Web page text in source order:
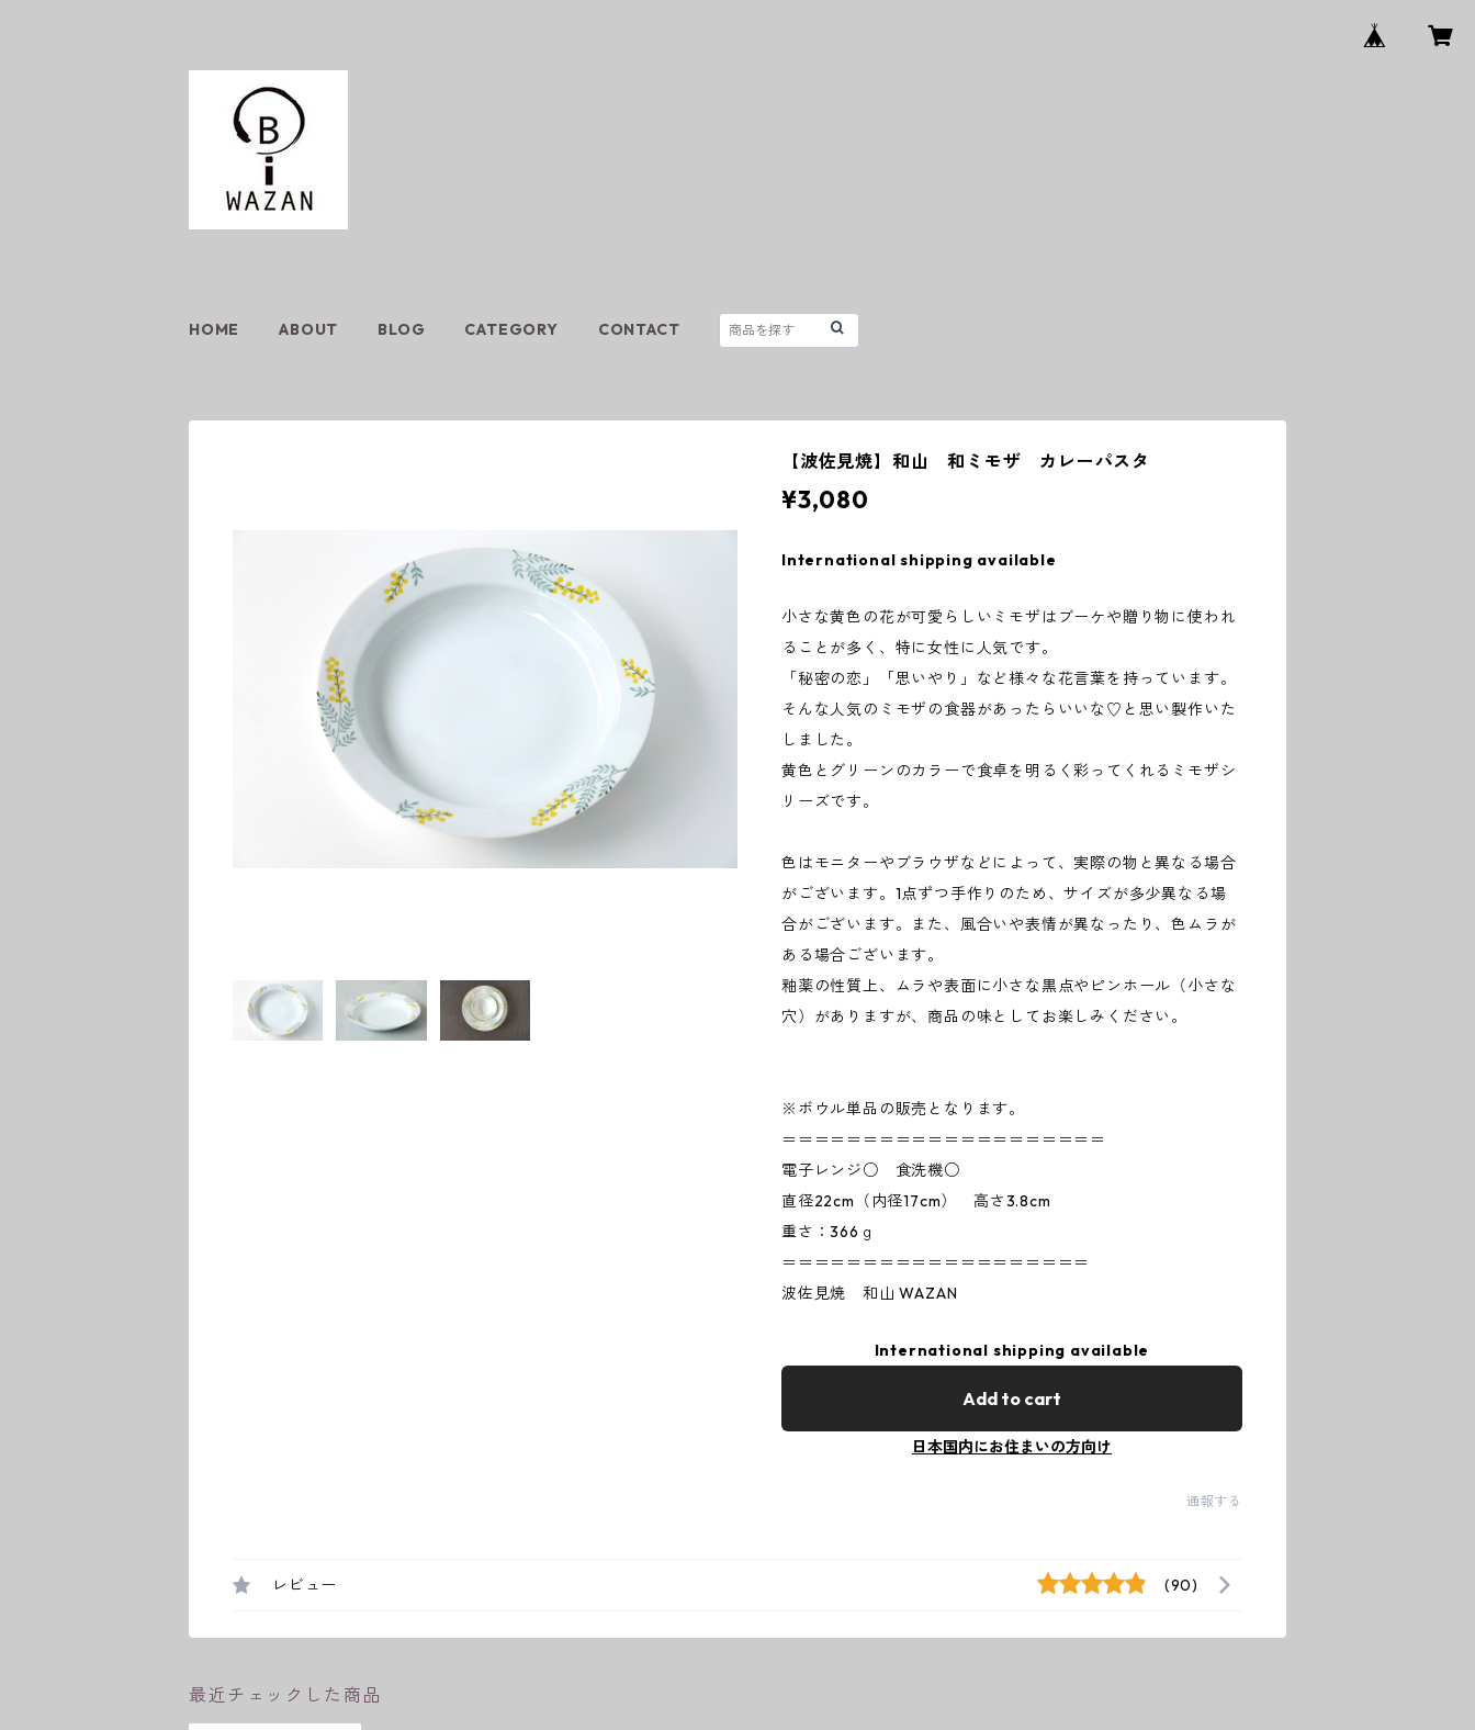
HOME ABOUT BLOG CATEGORY CONTACT
【波佐見焼】和山 和ミモザ カレーパスタ
¥3,080
International shipping available
小さな黄色の花が可愛らしいミモザはブーケや贈り物に使われ
ることが多く、特に女性に人気です。
「秘密の恋」「思いやり」など様々な花言葉を持っています。
そんな人気のミモザの食器があったらいいな♡と思い製作いた
しました。
黄色とグリーンのカラーで食卓を明るく彩ってくれるミモザシ
リーズです。
色はモニターやブラウザなどによって、実際の物と異なる場合
がございます。1点ずつ手作りのため、サイズが多少異なる場
合がございます。また、風合いや表情が異なったり、色ムラが
ある場合ございます。
釉薬の性質上、ムラや表面に小さな黒点やピンホール（小さな
穴）がありますが、商品の味としてお楽しみください。
※ボウル単品の販売となります。
＝＝＝＝＝＝＝＝＝＝＝＝＝＝＝＝＝＝＝＝
電子レンジ○ 食洗機○
直径22cm（内径17cm） 高さ3.8cm
重さ：366ｇ
＝＝＝＝＝＝＝＝＝＝＝＝＝＝＝＝＝＝＝
波佐見焼 和山 WAZAN
International shipping available
Add to cart
日本国内にお住まいの方向け
通報する
レビュー (90)
最近チェックした商品